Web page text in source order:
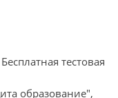
тестовая
образование",